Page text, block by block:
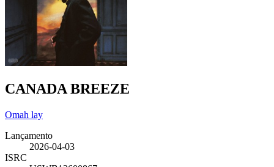
CANADA BREEZE
Omah lay
Lançamento
2026-04-03
ISRC